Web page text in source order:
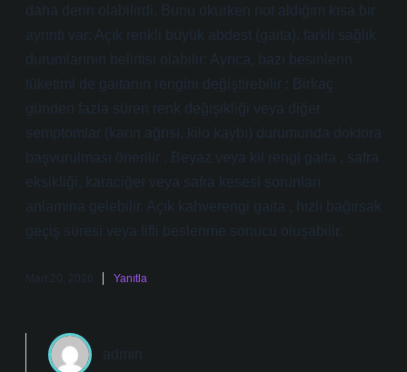
daha derin olabilirdi. Bunu okurken not aldığım kısa bir
ayrıntı var: Açık renkli büyük abdest (gaita), farklı sağlık
durumlarının belirtisi olabilir: Ayrıca, bazı besinlerin
tüketimi de gaitanın rengini değiştirebilir : Birkaç
günden fazla süren renk değişikliği veya diğer
semptomlar (karın ağrısı, kilo kaybı) durumunda doktora
başvurulması önerilir . Beyaz veya kil rengi gaita , safra
eksikliği, karaciğer veya safra kesesi sorunları
anlamına gelebilir. Açık kahverengi gaita , hızlı bağırsak
geçiş süresi veya lifli beslenme sonucu oluşabilir.
Mart 20, 2026 Yanıtla
admin